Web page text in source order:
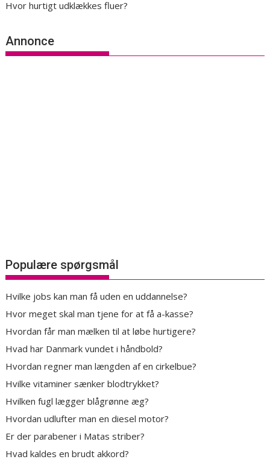
Hvor hurtigt udklækkes fluer?
Annonce
Populære spørgsmål
Hvilke jobs kan man få uden en uddannelse?
Hvor meget skal man tjene for at få a-kasse?
Hvordan får man mælken til at løbe hurtigere?
Hvad har Danmark vundet i håndbold?
Hvordan regner man længden af en cirkelbue?
Hvilke vitaminer sænker blodtrykket?
Hvilken fugl lægger blågrønne æg?
Hvordan udlufter man en diesel motor?
Er der parabener i Matas striber?
Hvad kaldes en brudt akkord?